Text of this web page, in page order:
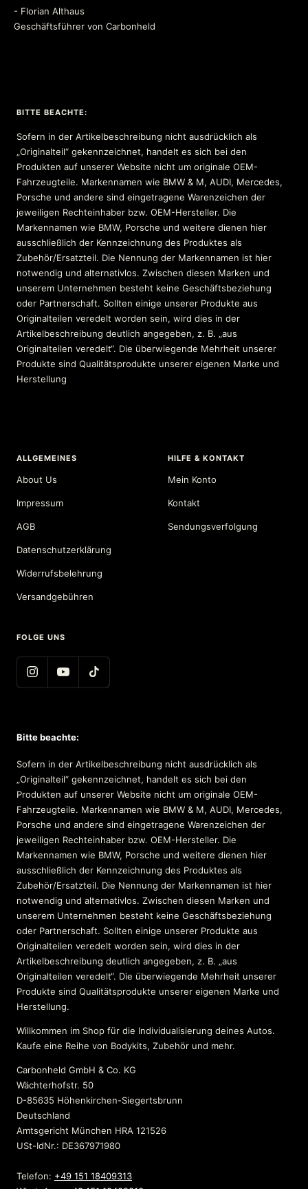
- Florian Althaus
Geschäftsführer von Carbonheld
BITTE BEACHTE:
Sofern in der Artikelbeschreibung nicht ausdrücklich als
„Originalteil“ gekennzeichnet, handelt es sich bei den
Produkten auf unserer Website nicht um originale OEM-
Fahrzeugteile. Markennamen wie BMW & M, AUDI, Mercedes,
Porsche und andere sind eingetragene Warenzeichen der
jeweiligen Rechteinhaber bzw. OEM-Hersteller. Die
Markennamen wie BMW, Porsche und weitere dienen hier
ausschließlich der Kennzeichnung des Produktes als
Zubehör/Ersatzteil. Die Nennung der Markennamen ist hier
notwendig und alternativlos. Zwischen diesen Marken und
unserem Unternehmen besteht keine Geschäftsbeziehung
oder Partnerschaft. Sollten einige unserer Produkte aus
Originalteilen veredelt worden sein, wird dies in der
Artikelbeschreibung deutlich angegeben, z. B. „aus
Originalteilen veredelt“. Die überwiegende Mehrheit unserer
Produkte sind Qualitätsprodukte unserer eigenen Marke und
Herstellung
ALLGEMEINES
About Us
Impressum
AGB
Datenschutzerklärung
Widerrufsbelehrung
Versandgebühren
HILFE & KONTAKT
Mein Konto
Kontakt
Sendungsverfolgung
FOLGE UNS
Bitte beachte:
Sofern in der Artikelbeschreibung nicht ausdrücklich als
„Originalteil“ gekennzeichnet, handelt es sich bei den
Produkten auf unserer Website nicht um originale OEM-
Fahrzeugteile. Markennamen wie BMW & M, AUDI, Mercedes,
Porsche und andere sind eingetragene Warenzeichen der
jeweiligen Rechteinhaber bzw. OEM-Hersteller. Die
Markennamen wie BMW, Porsche und weitere dienen hier
ausschließlich der Kennzeichnung des Produktes als
Zubehör/Ersatzteil. Die Nennung der Markennamen ist hier
notwendig und alternativlos. Zwischen diesen Marken und
unserem Unternehmen besteht keine Geschäftsbeziehung
oder Partnerschaft. Sollten einige unserer Produkte aus
Originalteilen veredelt worden sein, wird dies in der
Artikelbeschreibung deutlich angegeben, z. B. „aus
Originalteilen veredelt“. Die überwiegende Mehrheit unserer
Produkte sind Qualitätsprodukte unserer eigenen Marke und
Herstellung.
Willkommen im Shop für die Individualisierung deines Autos.
Kaufe eine Reihe von Bodykits, Zubehör und mehr.
Carbonheld GmbH & Co. KG
Wächterhofstr. 50
D-85635 Höhenkirchen-Siegertsbrunn
Deutschland
Amtsgericht München HRA 121526
USt-IdNr.: DE367971980
Telefon: +49 151 18409313